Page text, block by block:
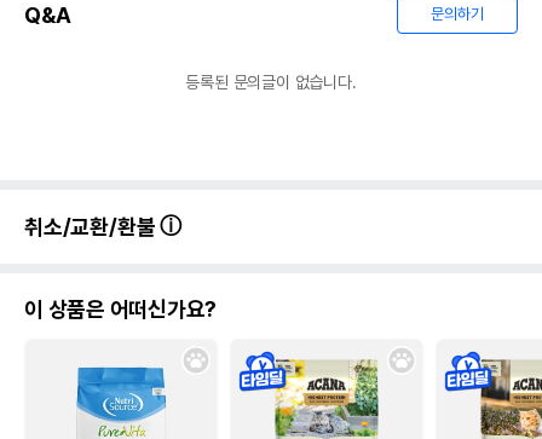
Q&A 문의하기
등록된 문의글이 없습니다.
취소/교환/환불
이 상품은 어떠신가요?